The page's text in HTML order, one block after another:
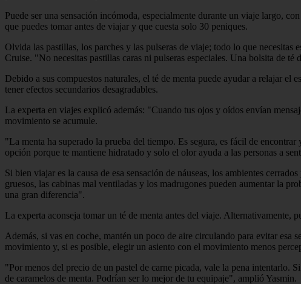
Puede ser una sensación incómoda, especialmente durante un viaje largo,
que puedes tomar antes de viajar y que cuesta solo 30 peniques.
Olvida las pastillas, los parches y las pulseras de viaje; todo lo que
Cruise. "No necesitas pastillas caras ni pulseras especiales. Una bolsita de
Debido a sus compuestos naturales, el té de menta puede ayudar a relajar el
tener efectos secundarios desagradables.
La experta en viajes explicó además: "Cuando tus ojos y oídos envían
movimiento se acumule.
"La menta ha superado la prueba del tiempo. Es segura, es fácil de
opción porque te mantiene hidratado y solo el olor ayuda a las personas a
Si bien viajar es la causa de esa sensación de náuseas, los ambientes
gruesos, las cabinas mal ventiladas y los madrugones pueden aumentar la
una gran diferencia".
La experta aconseja tomar un té de menta antes del viaje. Alternativamente,
Además, si vas en coche, mantén un poco de aire circulando para evitar
movimiento y, si es posible, elegir un asiento con el movimiento menos
"Por menos del precio de un pastel de carne picada, vale la pena intentarlo.
de caramelos de menta. Podrían ser lo mejor de tu equipaje", amplió Yasmin.